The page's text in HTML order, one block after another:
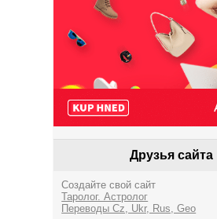
Друзья сайта
Создайте свой сайт
Таролог. Астролог
Переводы Cz, Ukr, Rus, Geo